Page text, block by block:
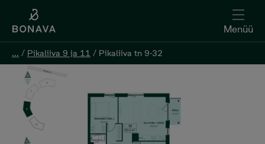
Menüü
... / Pikaliiva 9 ja 11 / Pikaliiva tn 9-32
Menüü
... / Pikaliiva 9 ja 11 / Pikaliiva tn 9-32